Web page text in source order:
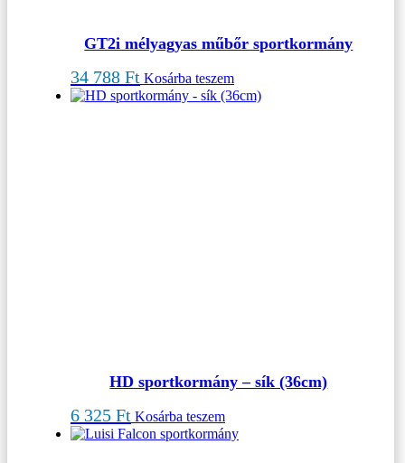
GT2i mélyagyas műbőr sportkormány
34 788 Ft Kosárba teszem
HD sportkormány – sík (36cm)
6 325 Ft Kosárba teszem